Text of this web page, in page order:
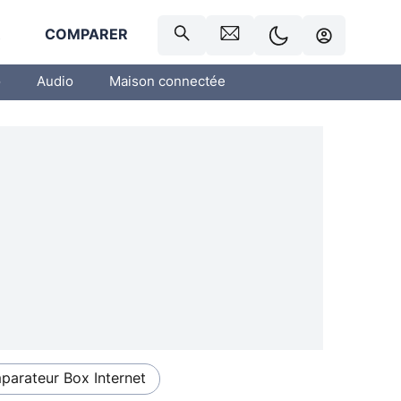
COMPARER
Audio Maison connectée
Box Internet